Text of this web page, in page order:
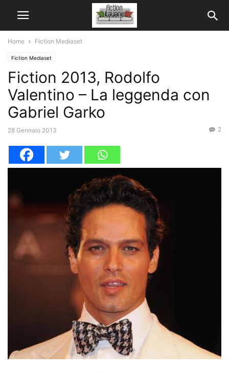
Home Fiction Mediaset
Fiction Mediaset
Fiction 2013, Rodolfo
Valentino – La leggenda con
Gabriel Garko
28 Gennaio 2013 2